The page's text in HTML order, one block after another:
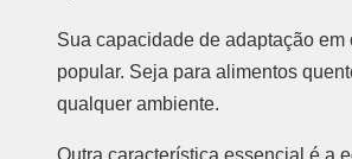
Sua capacidade de adaptação
popular. Seja para alimentos
qualquer ambiente.
Outra característica essencial é a